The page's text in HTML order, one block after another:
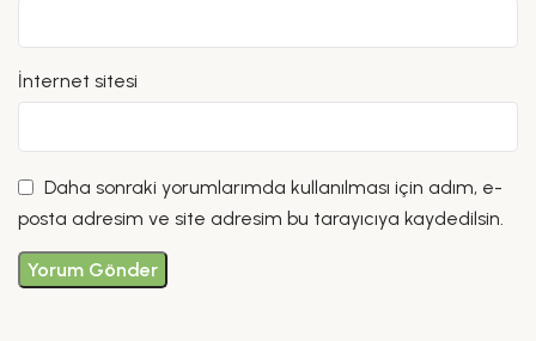
İnternet sitesi
Daha sonraki yorumlarımda kullanılması için adım, e-
posta adresim ve site adresim bu tarayıcıya kaydedilsin.